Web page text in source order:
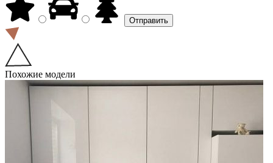
Похожие модели